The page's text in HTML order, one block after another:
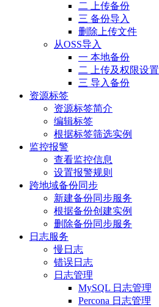
二 上传备份
三 备份导入
删除上传文件
从OSS导入
一 本地备份
二 上传及权限设置
三 导入备份
资源标签
资源标签简介
编辑标签
根据标签筛选实例
监控报警
查看监控信息
设置报警规则
跨地域备份同步
新建备份同步服务
根据备份创建实例
删除备份同步服务
日志服务
慢日志
错误日志
日志管理
MySQL 日志管理
Percona 日志管理